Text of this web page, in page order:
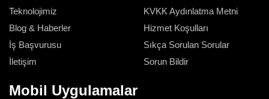
Teknolojimiz
Blog & Haberler
İş Başvurusu
İletişim
KVKK Aydınlatma Metni
Hizmet Koşulları
Sıkça Sorulan Sorular
Sorun Bildir
Mobil Uygulamalar